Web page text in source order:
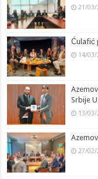
21/03/
Ćulafić
14/03/
Srbije
13/03/
27/02/